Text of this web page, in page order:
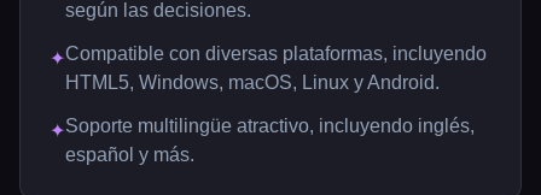
según las decisiones.
✦Compatible con diversas plataformas, incluyendo
HTML5, Windows, macOS, Linux y Android.
✦Soporte multilingüe atractivo, incluyendo inglés,
español y más.